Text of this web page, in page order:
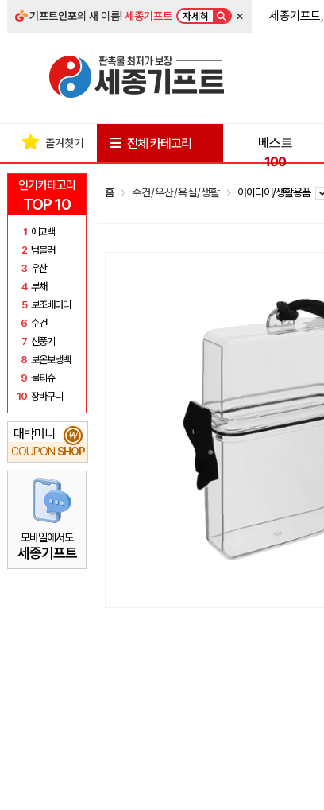
기프트인포의 새 이름!세종기프트 자세히 × 세종기프트,
인기카테고리
TOP 10
1 에코백
2 텀블러
3 우산
4 부채
5 보조배터리
6 수건
7 선풍기
8 보온보냉백
9 물티슈
10 장바구니
대박머니
COUPON SHOP
₩
모바일에서도
세종기프트
즐겨찾기 전체 카테고리
베스트
100
홈 수건/우산/욕실/생활 아이디어/생활용품